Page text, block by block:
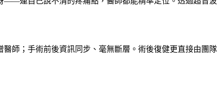
師；手術前後資訊同步、毫無斷層。術後復健更直接由團隊